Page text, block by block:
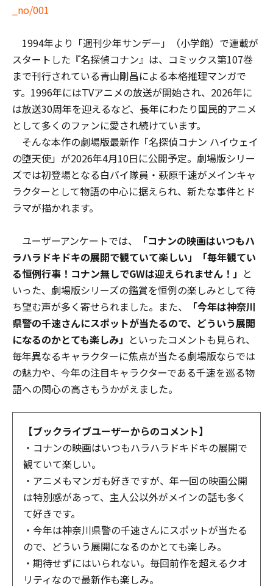
_no/001
1994年より「週刊少年サンデー」（小学館）で連載が
スタートした『名探偵コナン』は、コミックス第107巻
まで刊行されている青山剛昌による本格推理マンガで
す。1996年にはTVアニメの放送が開始され、2026年に
は放送30周年を迎えるなど、長年にわたり国民的アニメ
として多くのファンに愛され続けています。
そんな本作の劇場版最新作「名探偵コナン ハイウェイ
の堕天使」が2026年4月10日に公開予定。劇場版シリー
ズでは初登場となる白バイ隊員・萩原千速がメインキャ
ラクターとして物語の中心に据えられ、新たな事件とド
ラマが描かれます。
ユーザーアンケートでは、
「コナンの映画はいつもハ
ラハラドキドキの展開で観ていて楽しい」「毎年観てい
る恒例行事！コナン無しでGWは迎えられません！」 と
いった、劇場版シリーズの鑑賞を恒例の楽しみとして待
ち望む声が多く寄せられました。また、
「今年は神奈川
県警の千速さんにスポットが当たるので、どういう展開
になるのかとても楽しみ」 といったコメントも見られ、
毎年異なるキャラクターに焦点が当たる劇場版ならでは
の魅力や、今年の注目キャラクターである千速を巡る物
語への関心の高さもうかがえました。
【ブックライブユーザーからのコメント】
・コナンの映画はいつもハラハラドキドキの展開で
観ていて楽しい。
・アニメもマンガも好きですが、年一回の映画公開
は特別感があって、主人公以外がメインの話も多く
て好きです。
・今年は神奈川県警の千速さんにスポットが当たる
ので、どういう展開になるのかとても楽しみ。
・期待せずにはいられない。毎回前作を超えるクオ
リティなので最新作も楽しみ。